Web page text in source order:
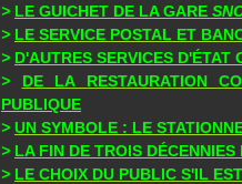
> LE GUICHET DE LA GARE
> LE SERVICE POSTAL ET
> D'AUTRES SERVICES D'ÉTAT
>
DE LA RESTAURATION
PUBLIQUE
> UN SYMBOLE : LE
> LA FIN DE TROIS
> LE CHOIX DU PUBLIC S'IL